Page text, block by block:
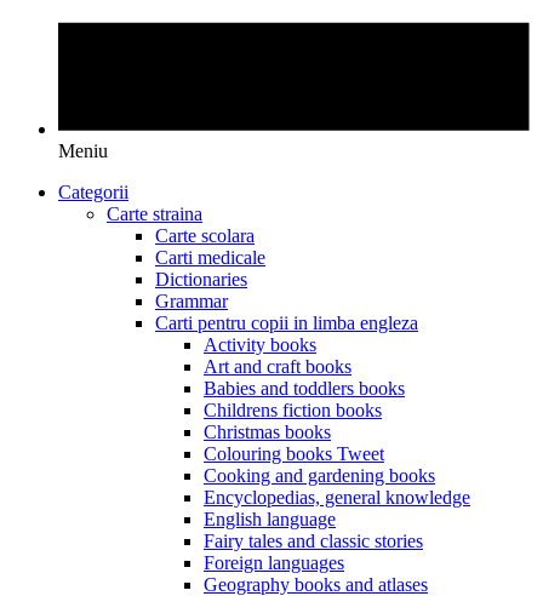
Meniu
Categorii
Carte straina
Carte scolara
Carti medicale
Dictionaries
Grammar
Carti pentru copii in limba engleza
Activity books
Art and craft books
Babies and toddlers books
Childrens fiction books
Christmas books
Colouring books Tweet
Cooking and gardening books
Encyclopedias, general knowledge
English language
Fairy tales and classic stories
Foreign languages
Geography books and atlases